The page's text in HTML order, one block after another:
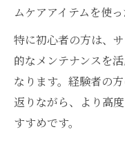
ムケアアイテムを使
特に初心者の方は、
的なメンテナンスを
なります。経験者の
返りながら、より高
すすめです。